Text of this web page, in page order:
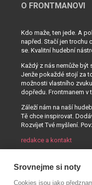
O FRONTMANOVI
Kdo maže, ten jede. A
napřed. Stačí jen trochu
se. Kvalitní hudební
Každý z nás nemůže být
Jenže pokaždé stojí za
možnosti vlastního
dopředu. Frontmanem v
Záleží nám na naší
Tě chce inspirovat.
Rozvíjet Tvé myšlení.
redakce a kontakt
Srovnejme si noty
Cookies jsou jako